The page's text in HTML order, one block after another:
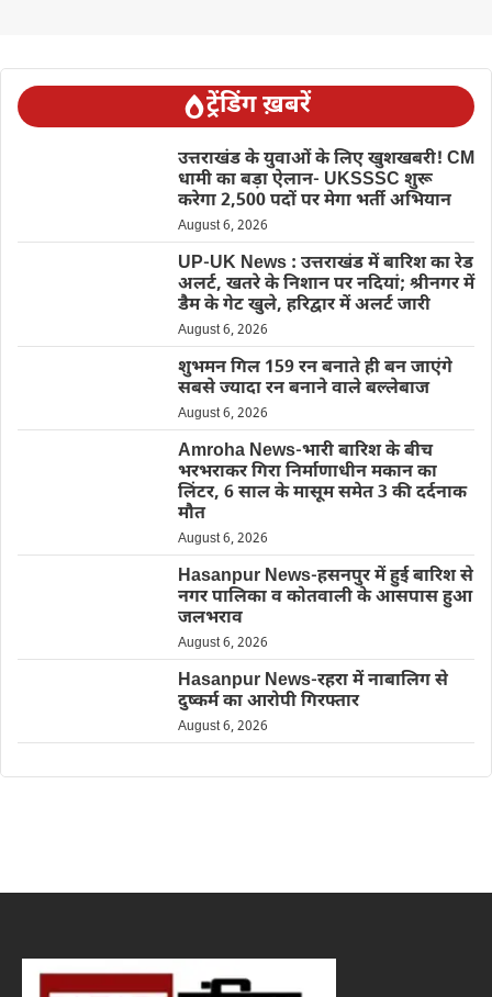
ट्रेंडिंग ख़बरें
उत्तराखंड के युवाओं के लिए खुशखबरी! CM
धामी का बड़ा ऐलान- UKSSSC शुरू
करेगा 2,500 पदों पर मेगा भर्ती अभियान
August 6, 2026
UP-UK News : उत्तराखंड में बारिश का रेड
अलर्ट, खतरे के निशान पर नदियां; श्रीनगर में
डैम के गेट खुले, हरिद्वार में अलर्ट जारी
August 6, 2026
शुभमन गिल 159 रन बनाते ही बन जाएंगे
सबसे ज्यादा रन बनाने वाले बल्लेबाज
August 6, 2026
Amroha News-भारी बारिश के बीच
भरभराकर गिरा निर्माणाधीन मकान का
लिंटर, 6 साल के मासूम समेत 3 की दर्दनाक
मौत
August 6, 2026
Hasanpur News-हसनपुर में हुई बारिश से
नगर पालिका व कोतवाली के आसपास हुआ
जलभराव
August 6, 2026
Hasanpur News-रहरा में नाबालिग से
दुष्कर्म का आरोपी गिरफ्तार
August 6, 2026